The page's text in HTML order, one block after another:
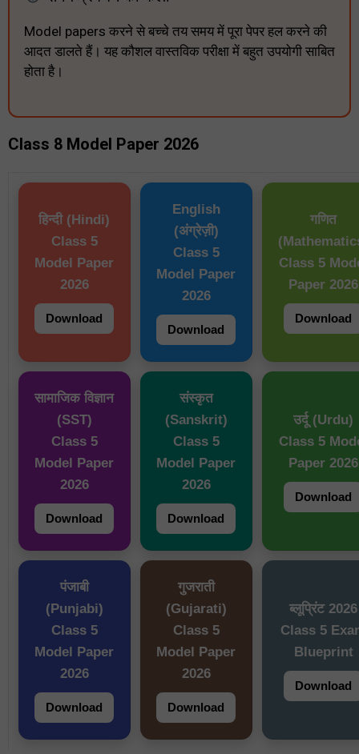
Model papers करने से बच्चे तय समय में पूरा पेपर हल करने की
आदत डालते हैं। यह कौशल वास्तविक परीक्षा में बहुत उपयोगी साबित
होता है।
Class 8 Model Paper 2026
हिन्दी (Hindi)
Class 5
Model Paper
2026
Download
English
(अंग्रेज़ी)
Class 5
Model Paper
2026
Download
गणित
Class 5
Paper 2026
Download
सामाजिक विज्ञान
(SST)
Class 5
Model Paper
2026
Download
संस्कृत
(Sanskrit)
Class 5
Model Paper
2026
Download
उर्दू (Urdu)
Class 5
Paper 2026
Download
पंजाबी
(Punjabi)
Class 5
Model Paper
2026
Download
गुजराती
(Gujarati)
Class 5
Model Paper
2026
Download
ब्लूप्रिंट 2026
Class 5
Blueprint
Download